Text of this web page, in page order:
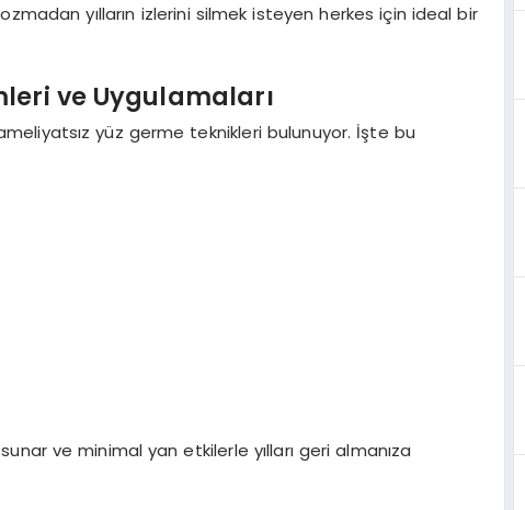
yılların izlerini silmek isteyen herkes için ideal bir
ve Uygulamaları
yüz germe teknikleri bulunuyor. İşte bu
ve minimal yan etkilerle yılları geri almanıza